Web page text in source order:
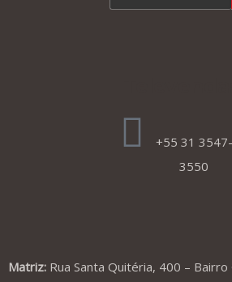
+55 31 3547-
3550
Matriz: Rua Santa Quitéria, 400 –